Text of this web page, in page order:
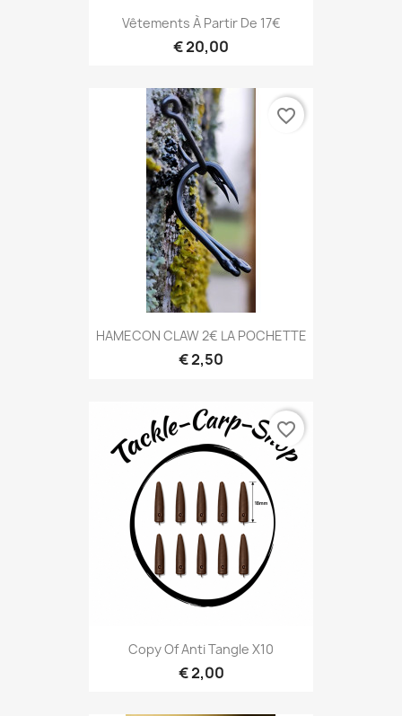
Vêtements À Partir De 17€
€ 20,00
HAMECON CLAW 2€ LA POCHETTE
€ 2,50
favorite_border
Copy Of Anti Tangle X10
€ 2,00
favorite_border